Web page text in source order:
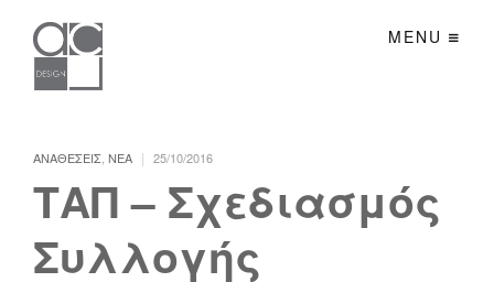
MENU
ΑΝΑΘΕΣΕΙΣ, ΝΕΑ | 25/10/2016
ΤΑΠ – Σχεδιασμός
Συλλογής